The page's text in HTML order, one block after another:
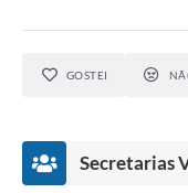
GOSTEI
Secretarias